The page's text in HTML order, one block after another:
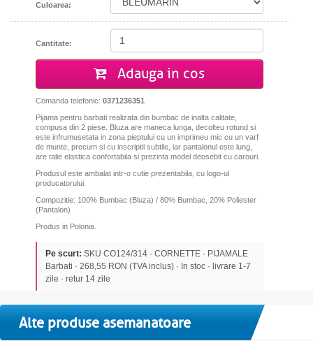
Culoarea:
Cantitate:
Adauga in cos
Comanda telefonic: 0371236351
Pijama pentru barbati realizata din bumbac de inalta calitate,
compusa din 2 piese. Bluza are maneca lunga, decolteu rotund si
este infrumusetata in zona pieptului cu un imprimeu mic cu un varf
de munte, precum si cu inscriptii subtile, iar pantalonul este lung,
are talie elastica confortabila si prezinta model deosebit cu carouri.
Produsul este ambalat intr-o cutie prezentabila, cu logo-ul
producatorului.
Compozitie: 100% Bumbac (Bluza) / 80% Bumbac, 20% Poliester
(Pantalon)
Produs in Polonia.
Pe scurt: SKU CO124/314 · CORNETTE · PIJAMALE
Barbati · 268,55 RON (TVA inclus) · In stoc · livrare 1-7
zile · retur 14 zile
Alte produse asemanatoare